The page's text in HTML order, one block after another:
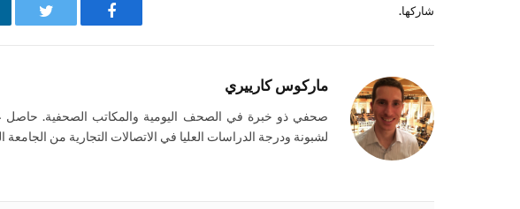
شاركها.
فيسبوك تويتر
ماركوس كارييري
صحفي ذو خبرة في الصحف اليومية والمكاتب الصحفية. حاصل
لشبونة ودرجة الدراسات العليا في الاتصالات التجارية من الجامعة